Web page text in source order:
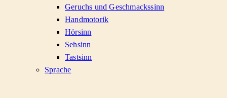
Geruchs und Geschmackssinn
Handmotorik
Hörsinn
Sehsinn
Tastsinn
Sprache